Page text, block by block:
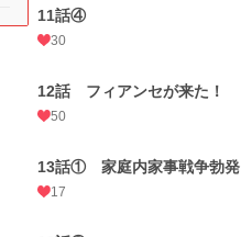
11話④
30
12話 フィアンセが来た！
50
13話① 家庭内家事戦争勃発
17